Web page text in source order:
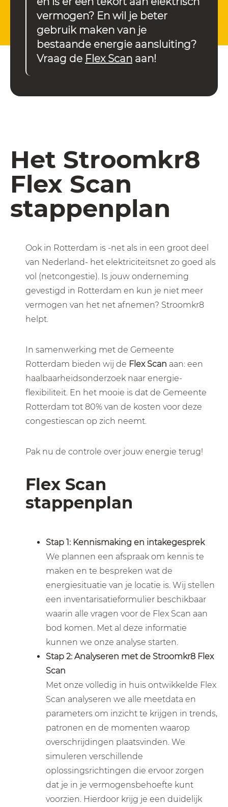
vermogen? En wil je beter
gebruik maken van je
bestaande energie aansluiting?
Vraag de Flex Scan aan!
Het Stroomkr8
Flex Scan
stappenplan
Ook in Rotterdam is -net als in een groot deel
van Nederland- het elektriciteitsnet zo goed als
vol (netcongestie). Is jouw onderneming
gevestigd in Rotterdam en kun je niet meer
vermogen van het net afnemen? Stroomkr8
helpt.
In samenwerking met de Gemeente
Rotterdam bieden wij de Flex Scan aan: een
haalbaarheidsonderzoek naar energie-
flexibiliteit. En het mooie is dat de Gemeente
Rotterdam tot 80% van de kosten voor deze
congestiescan op zich neemt.
Pak nu de controle over jouw energie terug!
Flex Scan
stappenplan
Stap 1: Kennismaking en intakegesprek
We plannen een afspraak om kennis te
maken en te bespreken wat de
energiesituatie van je locatie is. Wij stellen
een inventarisatieformulier beschikbaar
waarin alle vragen voor de Flex Scan aan
bod komen. Met al deze informatie
kunnen we onze analyse starten.
Stap 2: Analyseren met de Stroomkr8 Flex
Scan
Met onze volledig in huis ontwikkelde Flex
Scan analyseren we alle meetdata en
parameters om inzicht te krijgen in trends,
patronen en de momenten waarop
overschrijdingen plaatsvinden. We
simuleren verschillende
oplossingsrichtingen die ervoor zorgen
dat je in je vermogensbehoefte kunt
voorzien. Hierdoor krijg je een duidelijk